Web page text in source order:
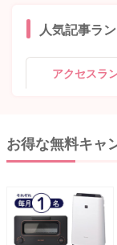
人気記事ラ
アクセスラ
お得な無料キャ